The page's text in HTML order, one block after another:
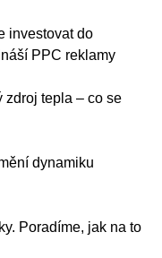
investovat do
PPC reklamy
zdroj tepla – co se
dynamiku
Poradíme, jak na to